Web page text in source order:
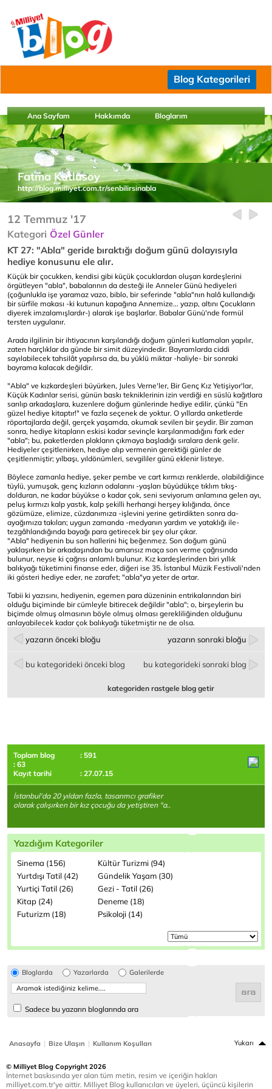
Blog Kategorileri
Ana Sayfam Hakkımda Bloglarım
Fatma Kutlusoy
http://blog.milliyet.com.tr/senbilirsinabla
12 Temmuz '17
Kategori Özel Günler
KT 27: "Abla" geride bıraktığı doğum günü dolayısıyla
hediye konusunu ele alır.
Küçük bir çocukken, kendisi gibi küçük çocuklardan oluşan kardeşlerini
örgütleyen "abla", babalarının da desteği ile Anneler Günü hediyeleri
(çoğunlukla işe yaramaz vazo, biblo, bir seferinde "abla"nın halâ kullandığı
bir sürfile makası -ki kutunun kapağına Annemize... yazıp, altını Çocukların
diyerek imzalamışlardır-) alarak işe başlarlar. Babalar Günü'nde formül
tersten uygulanır.
Arada ilgilinin bir ihtiyacının karşılandığı doğum günleri kutlamaları yapılır,
zaten harçlıklar da günde bir simit düzeyindedir. Bayramlarda ciddi
sayılabilecek tahsilât yapılırsa da, bu yüklü miktar -haliyle- bir sonraki
bayrama kalacak değildir.
"Abla" ve kızkardeşleri büyürken, Jules Verne'ler, Bir Genç Kız Yetişiyor'lar,
Küçük Kadınlar serisi, günün baskı tekniklerinin izin verdiği en süslü kağıtlara
sarılıp arkadaşlara, kuzenlere doğum günlerinde hediye edilir, çünkü "En
güzel hediye kitaptır!" ve fazla seçenek de yoktur. O yıllarda anketlerde
röportajlarda değil, gerçek yaşamda, okumak sevilen bir şeydir. Bir zaman
sonra, hediye kitapların eskisi kadar sevinçle karşılanmadığını fark eder
"abla"; bu, paketlerden plakların çıkmaya başladığı sıralara denk gelir.
Hediyeler çeşitlenirken, hediye alıp vermenin gerektiği günler de
çeşitlenmiştir; yılbaşı, yıldönümleri, sevgililer günü eklenir listeye.
Böylece zamanla hediye, şeker pembe ve cart kırmızı renklerde, olabildiğince
tüylü, yumuşak, genç kızların odalarını -yaşları büyüdükçe tıklım tıkış-
dolduran, ne kadar büyükse o kadar çok, seni seviyorum anlamına gelen ayı,
peluş kırmızı kalp yastık, kalp şekilli herhangi herşey kılığında, önce
gözümüze, elimize, cüzdanımıza -işlevini yerine getirdikten sonra da-
ayağımıza takılan; uygun zamanda -medyanın yardım ve yataklığı ile-
tezgâhlandığında bayağı para getirecek bir şey olur çıkar.
"Abla" hediyenin bu son hallerini hiç beğenmez. Son doğum günü
yaklaşırken bir arkadaşından bu amansız maça son verme çağrısında
bulunur, neyse ki çağrısı anlamlı bulunur. Kız kardeşlerinden biri yıllık
balıkyağı tüketimini finanse eder, diğeri ise 35. İstanbul Müzik Festivali'nden
iki gösteri hediye eder, ne zarafet; "abla"ya yeter de artar.
Tabii ki yazısını, hediyenin, egemen para düzeninin entrikalarından biri
olduğu biçiminde bir cümleyle bitirecek değildir "abla"; o, birşeylerin bu
biçimde olmuş olmasının böyle olmuş olması gerekliliğinden olduğunu
anlayabilecek kadar çok balıkyağı tüketmiştir ne de olsa.
yazarın önceki bloğu yazarın sonraki bloğu
bu kategorideki önceki blog bu kategorideki sonraki blog
kategoriden rastgele blog getir
Toplam blog
: 591
: 63
Kayıt tarihi
: 27.07.15
İstanbul'da 20 yıldan fazla, tasarımcı grafiker
olarak çalışırken bir kız çocuğu da yetiştiren "a..
Yazdığım Kategoriler
Sinema (156)
Kültür Turizmi (94)
Yurtdışı Tatil (42)
Gündelik Yaşam (30)
Yurtiçi Tatil (26)
Gezi - Tatil (26)
Kitap (24)
Deneme (18)
Futurizm (18)
Psikoloji (14)
Bloglarda Yazarlarda Galerilerde
Sadece bu yazarın bloglarında ara
Anasayfa | Bize Ulaşın | Kullanım Koşulları Yukarı
© Milliyet Blog Copyright 2026
İnternet baskısında yer alan tüm metin, resim ve içeriğin hakları
milliyet.com.tr'ye aittir. Milliyet Blog kullanıcıları ve üyeleri, üçüncü kişilerin